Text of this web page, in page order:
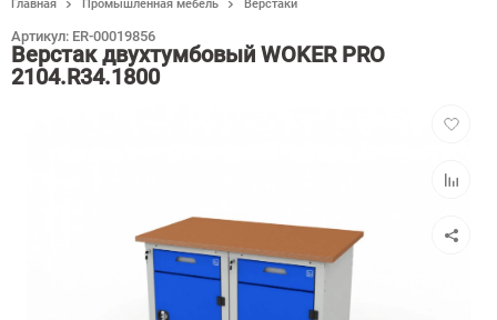
Главная Промышленная мебель Верстаки
Верстак двухтумбовый WOKER PRO
2104.R34.1800
Артикул: ER-00019856